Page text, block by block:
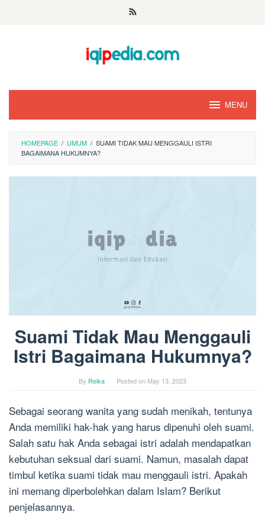
MENU
HOMEPAGE / UMUM / SUAMI TIDAK MAU MENGGAULI ISTRI
BAGAIMANA HUKUMNYA?
Suami Tidak Mau Menggauli
Istri Bagaimana Hukumnya?
By Reika Posted on May 13, 2023
Sebagai seorang wanita yang sudah menikah, tentunya
Anda memiliki hak-hak yang harus dipenuhi oleh suami.
Salah satu hak Anda sebagai istri adalah mendapatkan
kebutuhan seksual dari suami. Namun, masalah dapat
timbul ketika suami tidak mau menggauli istri. Apakah
ini memang diperbolehkan dalam Islam? Berikut
penjelasannya.